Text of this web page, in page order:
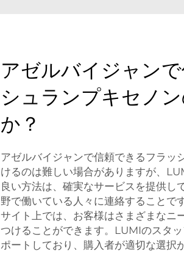
アゼルバイジャン
シュランプキセノ
か？
アゼルバイジャンで信頼できるフラッ
けるのは難しい場合がありますが、
良い方法は、確実なサービスを提供し
野で働いている人々に連絡することで
サイト上では、お客様はさまざまなニ
つけることができます。LUMIのスタ
ポートしており、購入者が適切な選択